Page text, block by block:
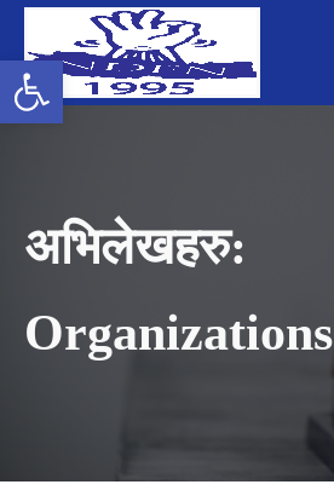
अभिलेखहरु:
Organizations
उपकरणपट्टी खोल्नुहोस्